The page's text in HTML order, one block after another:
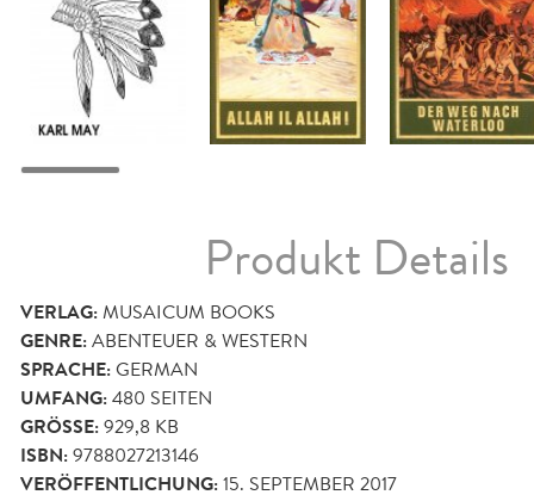
Produkt Details
VERLAG:MUSAICUM BOOKS
GENRE:ABENTEUER & WESTERN
SPRACHE:GERMAN
UMFANG:480 SEITEN
GRÖSSE: 929,8 KB
ISBN:9788027213146
VERÖFFENTLICHUNG:15. SEPTEMBER 2017